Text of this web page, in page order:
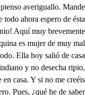
averiguallo. Mande
ahora espero de ésta
Aquí muy brevemente
es mujer de muy mal
Ella hoy salió de casa
y no desecha ripio,
casa. Y si no me creéis
Pues, ¿qué he de saber